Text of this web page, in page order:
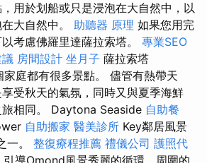
用於划船或只是浸泡在大自然中，以
大自然中。 助聽器 原理 如果您用完
考慮佛羅里達薩拉索塔。 專業SEO
房間設計 坐月子 薩拉索塔
家庭都有很多景點。 儘管有熱帶天
受秋天的氣氛，同時又與夏季海鮮
相同。 Daytona Seaside 自助餐
自助搬家 醫美診所 Key鄰居風景
一。 整復療程推薦 禮儀公司 護照代
導Omond風景秀麗的循環，周圍的